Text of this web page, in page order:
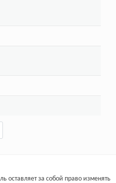
оставляет за собой право изменять